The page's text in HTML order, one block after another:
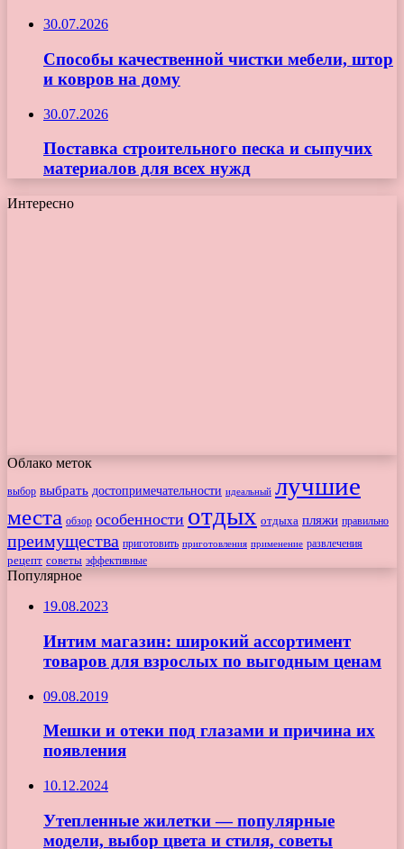
30.07.2026
Способы качественной чистки мебели, штор
и ковров на дому
30.07.2026
Поставка строительного песка и сыпучих
материалов для всех нужд
Интересно
Облако меток
выбор выбрать достопримечательности идеальный лучшие
места обзор особенности отдых отдыха пляжи правильно
преимущества приготовить приготовления применение развлечения
рецепт советы эффективные
Популярное
19.08.2023
Интим магазин: широкий ассортимент
товаров для взрослых по выгодным ценам
09.08.2019
Мешки и отеки под глазами и причина их
появления
10.12.2024
Утепленные жилетки — популярные
модели, выбор цвета и стиля, советы